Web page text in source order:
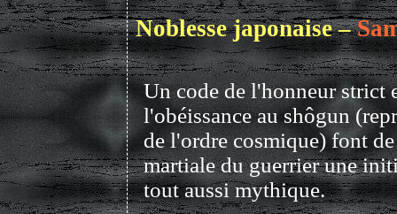
Noblesse japonaise –
Un code de l'honneur strict
l'obéissance au shôgun
de l'ordre cosmique) font
martiale du guerrier une
tout aussi mythique.